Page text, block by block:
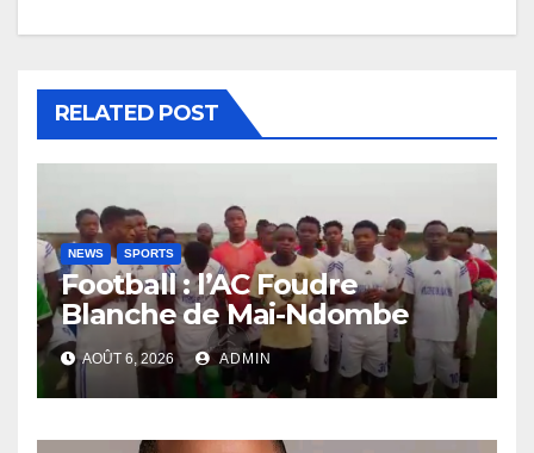
RELATED POST
NEWS SPORTS
Football : l’AC Foudre
Blanche de Mai-Ndombe
perd face au Cap Vert du
Lualaba Central, mais gagne
devant le FC La Joie du
Kongo Central
AOÛT 6, 2026 ADMIN